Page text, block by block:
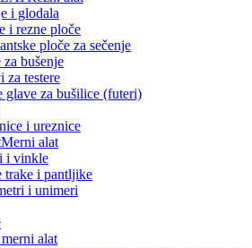
i glodala
i rezne ploče
ploče za sečenje
bušenje
za testere
glave za bušilice (futeri)
i ureznice
Merni alat
i vinkle
trake i pantljike
i unimeri
alat